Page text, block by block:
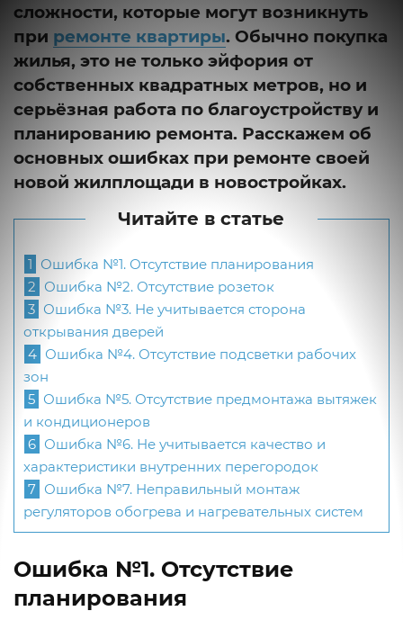
сложности, которые могут возникнуть
при ремонте квартиры. Обычно покупка
жилья, это не только эйфория от
собственных квадратных метров, но и
серьёзная работа по благоустройству и
планированию ремонта. Расскажем об
основных ошибках при ремонте своей
новой жилплощади в новостройках.
Читайте в статье
1 Ошибка №1. Отсутствие планирования
2 Ошибка №2. Отсутствие розеток
3 Ошибка №3. Не учитывается сторона
открывания дверей
4 Ошибка №4. Отсутствие подсветки рабочих
зон
5 Ошибка №5. Отсутствие предмонтажа вытяжек
и кондиционеров
6 Ошибка №6. Не учитывается качество и
характеристики внутренних перегородок
7 Ошибка №7. Неправильный монтаж
регуляторов обогрева и нагревательных систем
Ошибка №1. Отсутствие
планирования